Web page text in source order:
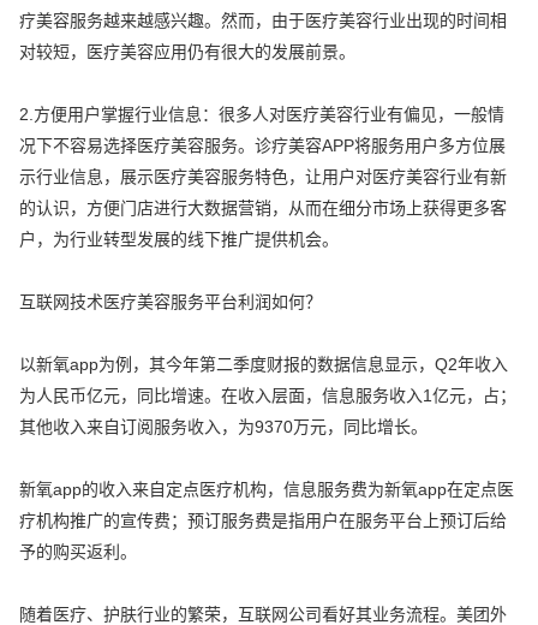
疗美容服务越来越感兴趣。然而，由于医疗美容行业出现的时间相
对较短，医疗美容应用仍有很大的发展前景。
2.方便用户掌握行业信息：很多人对医疗美容行业有偏见，一般情
况下不容易选择医疗美容服务。诊疗美容APP将服务用户多方位展
示行业信息，展示医疗美容服务特色，让用户对医疗美容行业有新
的认识，方便门店进行大数据营销，从而在细分市场上获得更多客
户，为行业转型发展的线下推广提供机会。
互联网技术医疗美容服务平台利润如何？
以新氧app为例，其今年第二季度财报的数据信息显示，Q2年收入
为人民币亿元，同比增速。在收入层面，信息服务收入1亿元，占；
其他收入来自订阅服务收入，为9370万元，同比增长。
新氧app的收入来自定点医疗机构，信息服务费为新氧app在定点医
疗机构推广的宣传费；预订服务费是指用户在服务平台上预订后给
予的购买返利。
随着医疗、护肤行业的繁荣，互联网公司看好其业务流程。美团外